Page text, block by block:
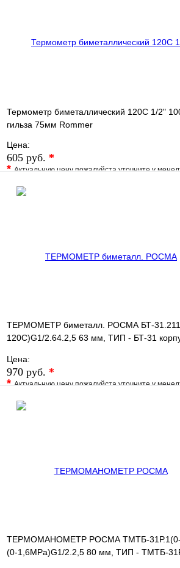
Термометр биметаллический 120С 1/2"
гильза 75мм Rommer
Цена:
605 руб. *
*Актуальную цену пожалуйста уточните у
В избранное
ТЕРМОМЕТР биметалл. РОСМА БТ-
120С)G1/2.64.2,5 63 мм, ТИП - БТ-31
Цена:
970 руб. *
*Актуальную цену пожалуйста уточните у
В избранное
ТЕРМОМАНОМЕТР РОСМА ТМТБ-
(0-1,6MPa)G1/2.2,5 80 мм, ТИП - ТМТБ-